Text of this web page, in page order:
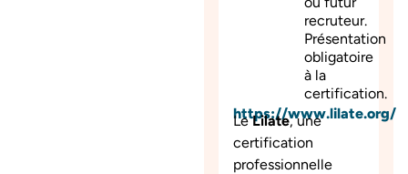
recruteur.
Présentation
obligatoire
à la
certification.
https://www.lilate.org/
LeLilate, une
certification
professionnelle